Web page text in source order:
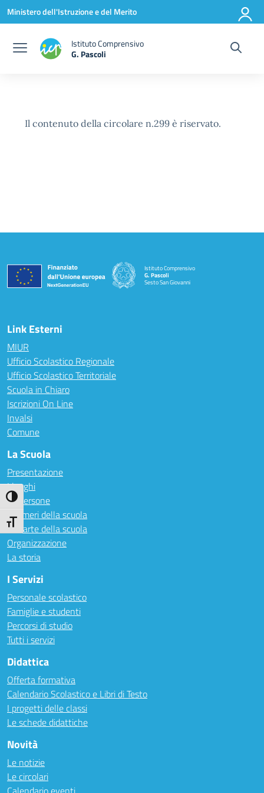
Attiva/disattiva alto contrasto
Attiva/disattiva dimensione testo
Vai ai contenuti
Vai al menu di navigazione
Vai al footer
Ministero dell'Istruzione e del Merito
Istituto Comprensivo
G. Pascoli
Il contenuto della circolare n.299 è riservato.
Istituto Comprensivo
G. Pascoli
Sesto San Giovanni
Link Esterni
MIUR
Ufficio Scolastico Regionale
Ufficio Scolastico Territoriale
Scuola in Chiaro
Iscrizioni On Line
Invalsi
Comune
La Scuola
Presentazione
I luoghi
Le persone
I numeri della scuola
Le carte della scuola
Organizzazione
La storia
I Servizi
Personale scolastico
Famiglie e studenti
Percorsi di studio
Tutti i servizi
Didattica
Offerta formativa
Calendario Scolastico e Libri di Testo
I progetti delle classi
Le schede didattiche
Novità
Le notizie
Le circolari